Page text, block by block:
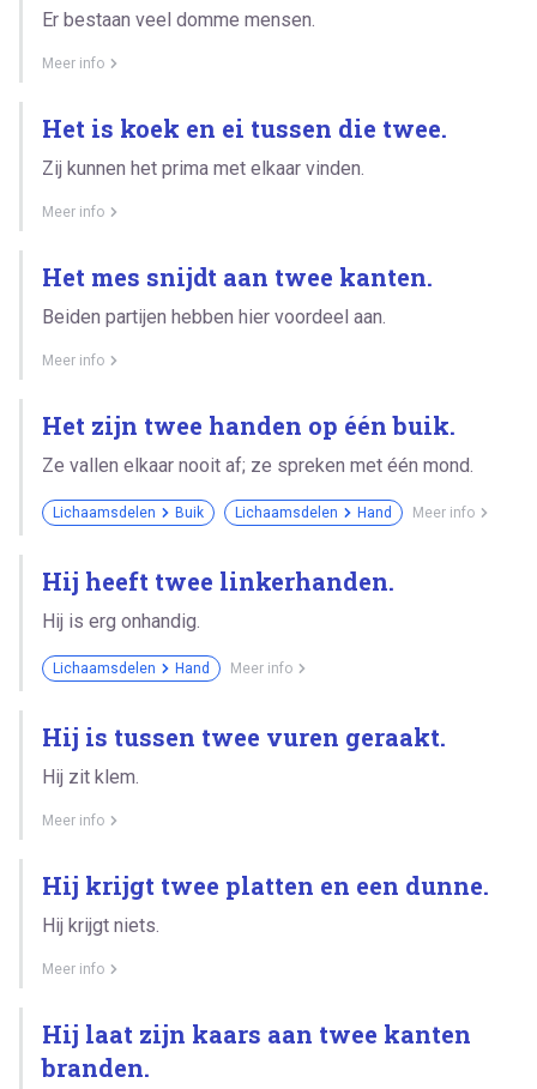
Er bestaan veel domme mensen.
Meer info
Het is koek en ei tussen die twee.
Zij kunnen het prima met elkaar vinden.
Meer info
Het mes snijdt aan twee kanten.
Beiden partijen hebben hier voordeel aan.
Meer info
Het zijn twee handen op één buik.
Ze vallen elkaar nooit af; ze spreken met één mond.
Lichaamsdelen Buik Lichaamsdelen Hand Meer info
Hij heeft twee linkerhanden.
Hij is erg onhandig.
Lichaamsdelen Hand Meer info
Hij is tussen twee vuren geraakt.
Hij zit klem.
Meer info
Hij krijgt twee platten en een dunne.
Hij krijgt niets.
Meer info
Hij laat zijn kaars aan twee kanten
branden.